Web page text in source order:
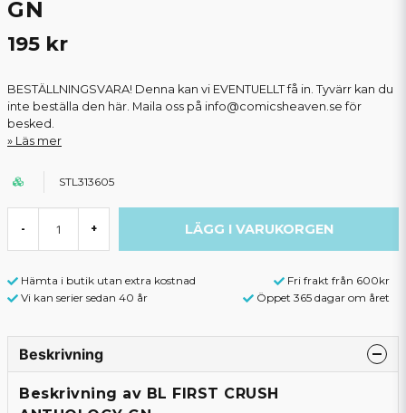
GN
195 kr
BESTÄLLNINGSVARA! Denna kan vi EVENTUELLT få in. Tyvärr kan du
inte beställa den här. Maila oss på info@comicsheaven.se för
besked.
Läs mer
STL313605
- + LÄGG I VARUKORGEN
Hämta i butik utan extra kostnad
Fri frakt från 600kr
Vi kan serier sedan 40 år
Öppet 365 dagar om året
Beskrivning
Beskrivning av BL FIRST CRUSH